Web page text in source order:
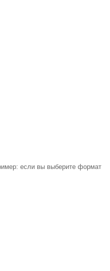
если вы выберите формат